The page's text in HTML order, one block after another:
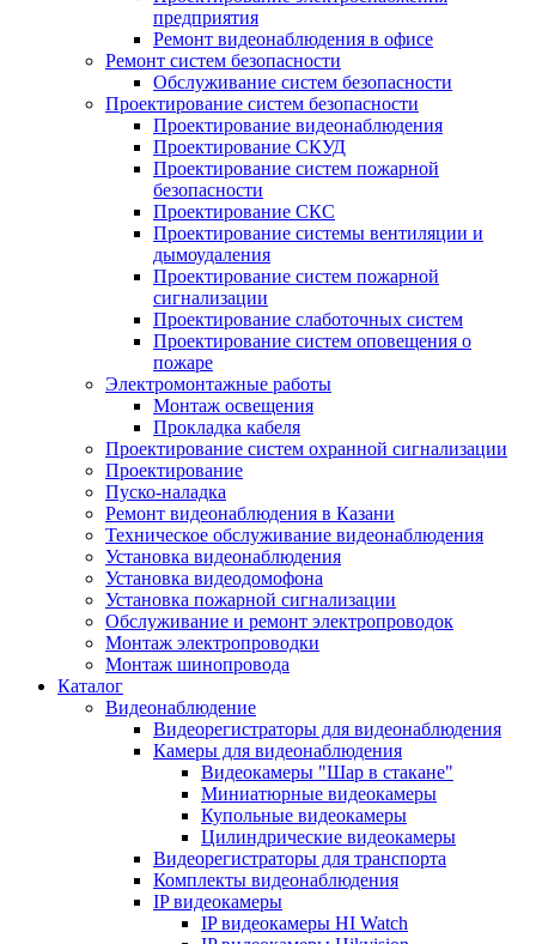
предприятия
Ремонт видеонаблюдения в офисе
Ремонт систем безопасности
Обслуживание систем безопасности
Проектирование систем безопасности
Проектирование видеонаблюдения
Проектирование СКУД
Проектирование систем пожарной
безопасности
Проектирование СКС
Проектирование системы вентиляции и
дымоудаления
Проектирование систем пожарной
сигнализации
Проектирование слаботочных систем
Проектирование систем оповещения о
пожаре
Электромонтажные работы
Монтаж освещения
Прокладка кабеля
Проектирование систем охранной сигнализации
Проектирование
Пуско-наладка
Ремонт видеонаблюдения в Казани
Техническое обслуживание видеонаблюдения
Установка видеонаблюдения
Установка видеодомофона
Установка пожарной сигнализации
Обслуживание и ремонт электропроводок
Монтаж электропроводки
Монтаж шинопровода
Каталог
Видеонаблюдение
Видеорегистраторы для видеонаблюдения
Камеры для видеонаблюдения
Видеокамеры "Шар в стакане"
Миниатюрные видеокамеры
Купольные видеокамеры
Цилиндрические видеокамеры
Видеорегистраторы для транспорта
Комплекты видеонаблюдения
IP видеокамеры
IP видеокамеры HI Watch